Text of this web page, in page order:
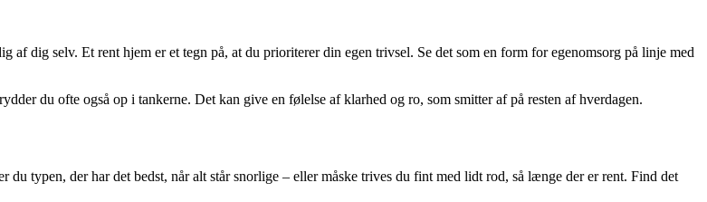
af dig selv. Et rent hjem er et tegn på, at du prioriterer din egen trivsel. Se det som en form for egenomsorg på linje med
du ofte også op i tankerne. Det kan give en følelse af klarhed og ro, som smitter af på resten af hverdagen.
typen, der har det bedst, når alt står snorlige – eller måske trives du fint med lidt rod, så længe der er rent. Find det